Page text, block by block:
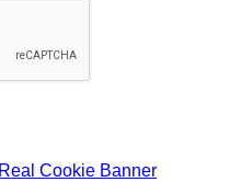
Cookie Banner